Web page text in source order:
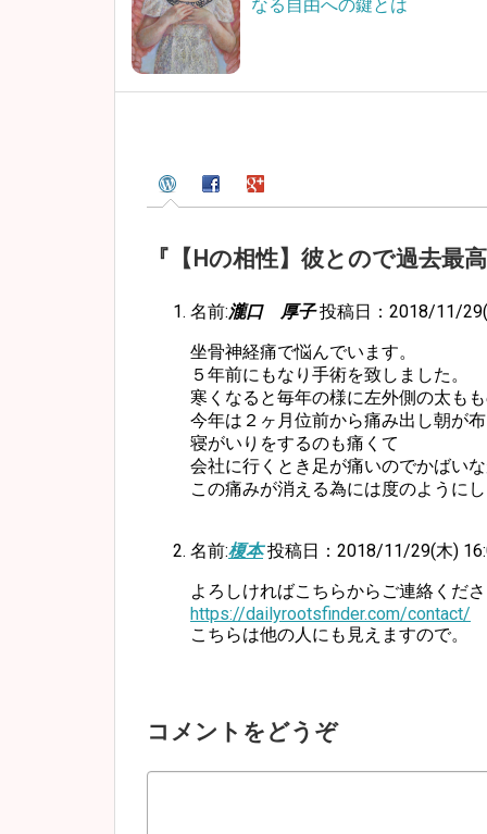
なる自由への鍵とは
『【Hの相性】彼とので過去最
名前:瀧口 厚子 投稿日：2018/11/
坐骨神経痛で悩んでいます。
５年前にもなり手術を致しました。
寒くなると毎年の様に左外側の太も
今年は２ヶ月位前から痛み出し朝が
寝がいりをするのも痛くて
会社に行くとき足が痛いのでかばい
この痛みが消える為には度のように
名前:榎本 投稿日：2018/11/29(木)
よろしければこちらからご連絡くだ
https://dailyrootsfinder.com/contact/
こちらは他の人にも見えますので。
コメントをどうぞ